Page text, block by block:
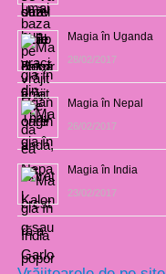
Magia în Uganda
28/02/2017
Magia în Nepal
26/02/2017
Magia în India
23/02/2017